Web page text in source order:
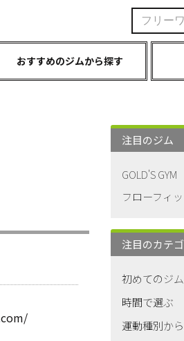
おすすめのジムから探す
注目のジム
GOLD'S GYM
フローフィ
注目のカテ
初めてのジム
時間で選ぶ
運動種別か